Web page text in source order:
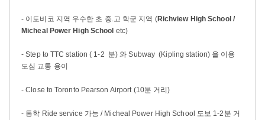
- 이토비코 지역 우수한 초 중.고 학군 지역 (Richview High School /
Micheal Power High School etc)
- Step to TTC station ( 1-2 분) 와 Subway (Kipling station) 을 이용
도심 교통 용이
- Close to Toronto Pearson Airport (10분 거리)
- 통학 Ride service 가능 / Micheal Power High School 도보 1-2분 거